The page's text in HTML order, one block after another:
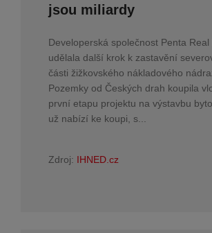
jsou miliardy
Developerská společnost Penta Real
udělala další krok k zastavění
části žižkovského nákladového
Pozemky od Českých drah koupila
první etapu projektu na výstavbu
už nabízí ke koupi, s...
Zdroj: IHNED.cz